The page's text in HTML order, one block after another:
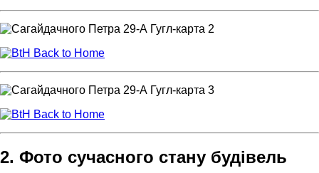
Back to Home
Back to Home
2. Фото сучасного стану будівель